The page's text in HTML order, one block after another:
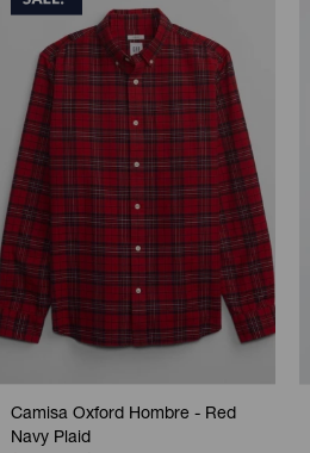
Camisa Oxford Hombre - Red
Navy Plaid